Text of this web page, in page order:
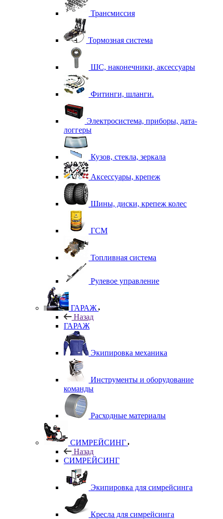
Трансмиссия
Тормозная система
ШС, наконечники, аксессуары
Фитинги, шланги.
Электросистема, приборы, дата-
логгеры
Кузов, стекла, зеркала
Аксессуары, крепеж
Шины, диски, крепеж колес
ГСМ
Топливная система
Рулевое управление
ГАРАЖ
Назад
ГАРАЖ
Экипировка механика
Инструменты и оборудование
команды
Расходные материалы
СИМРЕЙСИНГ
Назад
СИМРЕЙСИНГ
Экипировка для симрейсинга
Кресла для симрейсинга